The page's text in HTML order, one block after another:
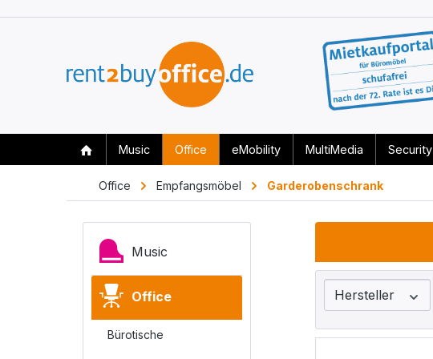
Music Office eMobility MultiMedia Security
Office Empfangsmöbel Garderobenschrank
Music
Office
Bürotische
Hersteller